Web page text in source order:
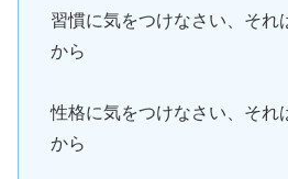
習慣に気をつけなさい、それ
から
性格に気をつけなさい、それ
から